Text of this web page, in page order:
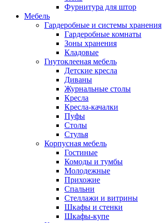
Фурнитура для штор
Мебель
Гардеробные и системы хранения
Гардеробные комнаты
Зоны хранения
Кладовые
Гнутоклееная мебель
Детские кресла
Диваны
Журнальные столы
Кресла
Кресла-качалки
Пуфы
Столы
Стулья
Корпусная мебель
Гостиные
Комоды и тумбы
Молодежные
Прихожие
Спальни
Стеллажи и витрины
Шкафы и стенки
Шкафы-купе